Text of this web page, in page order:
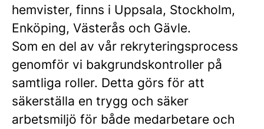
hemvister, finns i Uppsala, Stockholm,
Enköping, Västerås och Gävle.
Som en del av vår rekryteringsprocess
genomför vi bakgrundskontroller på
samtliga roller. Detta görs för att
säkerställa en trygg och säker
arbetsmiljö för både medarbetare och